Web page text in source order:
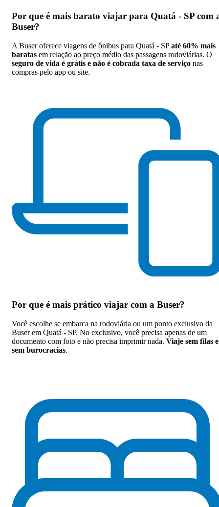
Por que é mais barato viajar para Quatá - SP com
Buser?
A Buser oferece viagens de ônibus para Quatá - SPaté 60% mais
baratas em relação ao preço médio das passagens rodoviárias. O
seguro de vida é grátis e não é cobrada taxa de serviço nas
compras pelo app ou site.
Por que é mais prático viajar com a Buser?
Você escolhe se embarca na rodoviária ou um ponto exclusivo da
Buser em Quatá - SP. No exclusivo, você precisa apenas de um
documento com foto e não precisa imprimir nada. Viaje sem filas e
sem burocracias.